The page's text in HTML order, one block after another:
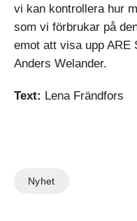
vi kan kontrollera hur
som vi förbrukar på
emot att visa upp ARE
Anders Welander.
Text: Lena Frändfors
Nyhet